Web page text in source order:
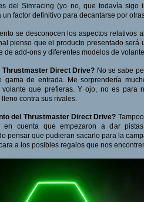
del Simracing (yo no, que todavía sigo
un factor definitivo para decantarse por
se desconocen los aspectos relativos
pienso que el producto presentado será
de add-ons y diferentes modelos de
Thrustmaster Direct Drive? No se sabe
gama de entrada. Me sorprendería
volante que prefieras. Y ojo, no es para
contra sus rivales.
del Thrustmaster Direct Drive?
en cuenta que empezaron a dar
pensar que pudieran sacarlo para la
a los posibles regalos que nos